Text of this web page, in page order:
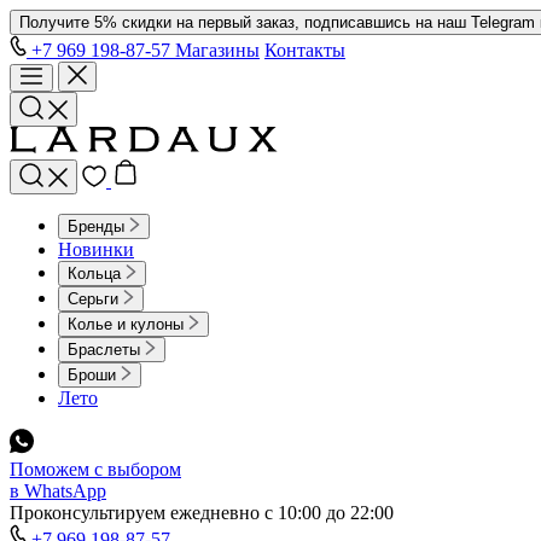
Получите 5% скидки на первый заказ, подписавшись на наш Telegram
+7 969 198-87-57 Магазины Контакты
Бренды
Новинки
Кольца
Серьги
Колье и кулоны
Браслеты
Броши
Лето
Поможем с выбором
в WhatsApp
Проконсультируем ежедневно с 10:00 до 22:00